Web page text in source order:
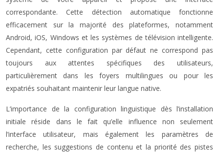
correspondante. Cette détection automatique fonctionne
efficacement sur la majorité des plateformes, notamment
Android, iOS, Windows et les systèmes de télévision intelligente.
Cependant, cette configuration par défaut ne correspond pas
toujours aux attentes spécifiques des utilisateurs,
particulièrement dans les foyers multilingues ou pour les
expatriés souhaitant maintenir leur langue native.
L’importance de la configuration linguistique dès l’installation
initiale réside dans le fait qu’elle influence non seulement
l’interface utilisateur, mais également les paramètres de
recherche, les suggestions de contenu et la priorité des pistes